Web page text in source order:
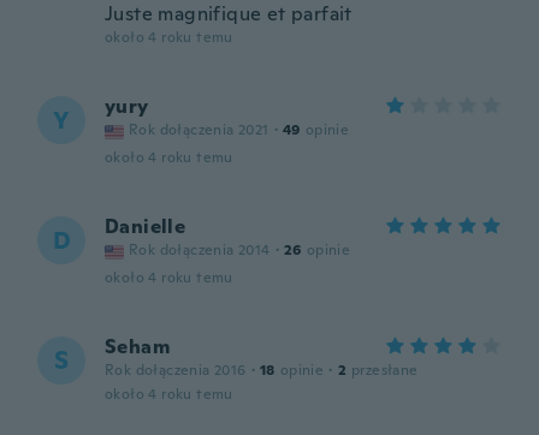
Juste magnifique et parfait
około 4 roku temu
Y yury
Rok dołączenia 2021 · 49 opinie
około 4 roku temu
D Danielle
Rok dołączenia 2014 · 26 opinie
około 4 roku temu
S Seham
Rok dołączenia 2016 · 18 opinie · 2 przesłane
około 4 roku temu